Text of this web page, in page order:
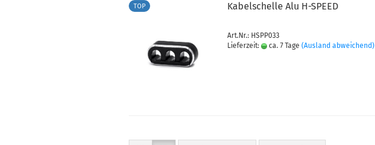
TOP Kabelschelle Alu H-SPEED
Art.Nr.: HSPP033
Lieferzeit:
ca. 7 Tage (Ausland abweichend)